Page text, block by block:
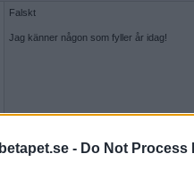
- Do Not Process
Falskt
Jag känner någon som fyller år idag!
Falskt